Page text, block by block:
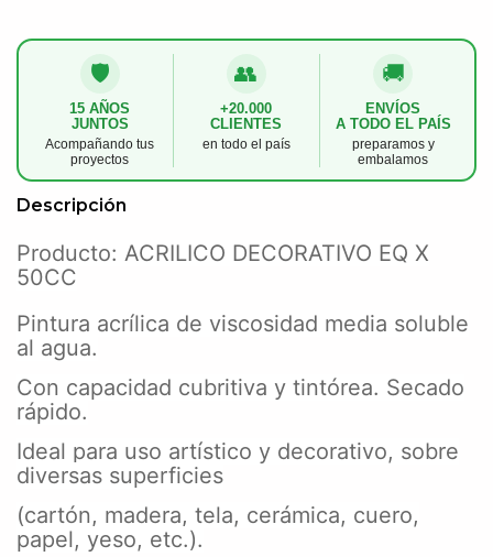
🛡️
15 AÑOS
JUNTOS
Acompañando tus
proyectos
👥
+20.000
CLIENTES
en todo el país
🚚
ENVÍOS
A TODO EL PAÍS
preparamos y
embalamos
Descripción
Producto: ACRILICO DECORATIVO EQ X
50CC
Pintura acrílica de viscosidad media soluble
al agua.
Con capacidad cubritiva y tintórea. Secado
rápido.
Ideal para uso artístico y decorativo, sobre
diversas superficies
(cartón, madera, tela, cerámica, cuero,
papel, yeso, etc.).